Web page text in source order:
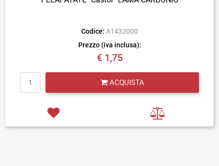
Codice: A1432000
Prezzo (iva inclusa):
€ 1,75
ACQUISTA